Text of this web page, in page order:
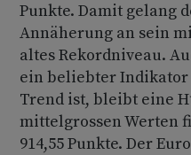
Punkte. Damit gelang
Annäherung an sein
altes Rekordniveau.
ein beliebter
Trend ist, bleibt eine
mittelgrossen Werten
914,55 Punkte. Der